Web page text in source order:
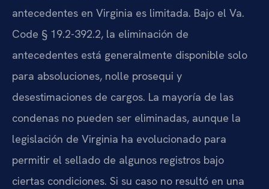
antecedentes en Virginia es limitada. Bajo el Va.
Code § 19.2-392.2, la eliminación de
antecedentes está generalmente disponible solo
para absoluciones, nolle prosequi y
desestimaciones de cargos. La mayoría de las
condenas no pueden ser eliminadas, aunque la
legislación de Virginia ha evolucionado para
permitir el sellado de algunos registros bajo
ciertas condiciones. Si su caso no resultó en una